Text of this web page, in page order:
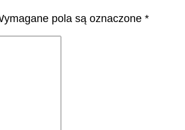
pola są oznaczone *